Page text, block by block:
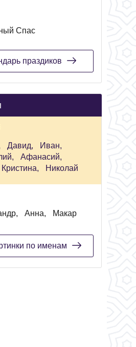
Спас
праздиков
Давид,
Иван,
Афанасий,
Кристина, Николай
Анна, Макар
по именам